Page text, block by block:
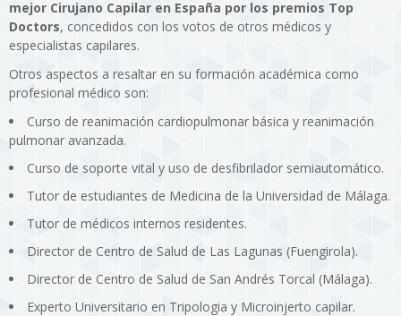
mejor Cirujano Capilar en España por los premios Top
Doctors, concedidos con los votos de otros médicos y
especialistas capilares.
Otros aspectos a resaltar en su formación académica como
profesional médico son:
Curso de reanimación cardiopulmonar básica y reanimación
pulmonar avanzada.
Curso de soporte vital y uso de desfibrilador semiautomático.
Tutor de estudiantes de Medicina de la Universidad de Málaga.
Tutor de médicos internos residentes.
Director de Centro de Salud de Las Lagunas (Fuengirola).
Director de Centro de Salud de San Andrés Torcal (Málaga).
Experto Universitario en Tripologia y Microinjerto capilar.